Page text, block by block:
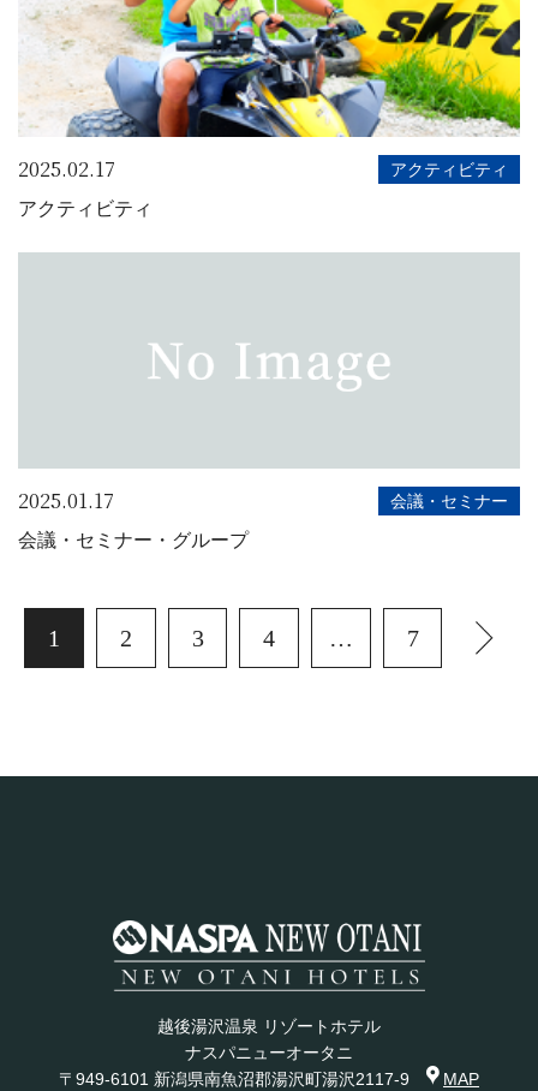
2025.02.17 アクティビティ
アクティビティ
2025.01.17 会議・セミナー
会議・セミナー・グループ
1 2 3 4 … 7
越後湯沢温泉 リゾートホテル
ナスパニューオータニ
〒949-6101 新潟県南魚沼郡湯沢町湯沢2117-9
MAP